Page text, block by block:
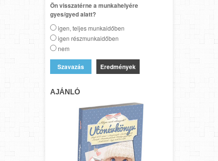
Ön visszatérne a munkahelyére
gyes/gyed alatt?
igen, teljes munkaidőben
igen részmunkaidőben
nem
Eredmények
AJÁNLÓ